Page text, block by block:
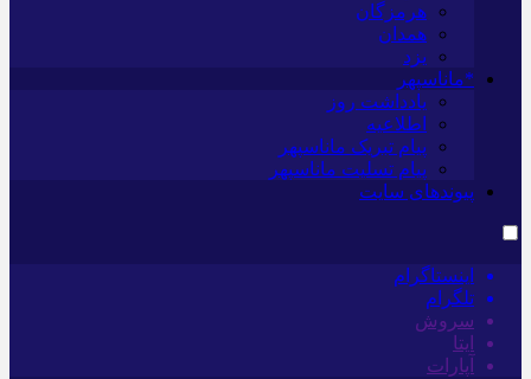
هرمزگان
همدان
یزد
*ماناسپهر
یادداشت روز
اطلاعیه
پیام تبریک ماناسپهر
پیام تسلیت ماناسپهر
پیوندهای سایت
اینستاگرام
تلگرام
سروش
ایتا
آپارات